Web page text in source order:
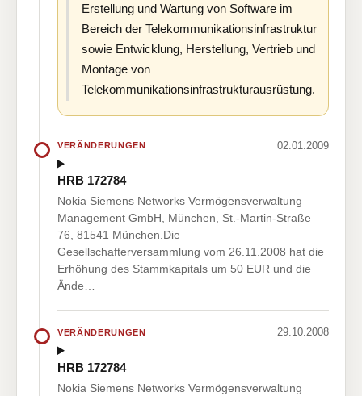
Erstellung und Wartung von Software im
Bereich der Telekommunikationsinfrastruktur
sowie Entwicklung, Herstellung, Vertrieb und
Montage von
Telekommunikationsinfrastrukturausrüstung.
VERÄNDERUNGEN 02.01.2009
HRB 172784
Nokia Siemens Networks Vermögensverwaltung
Management GmbH, München, St.-Martin-Straße
76, 81541 München.Die
Gesellschafterversammlung vom 26.11.2008 hat die
Erhöhung des Stammkapitals um 50 EUR und die
Ände…
VERÄNDERUNGEN 29.10.2008
HRB 172784
Nokia Siemens Networks Vermögensverwaltung